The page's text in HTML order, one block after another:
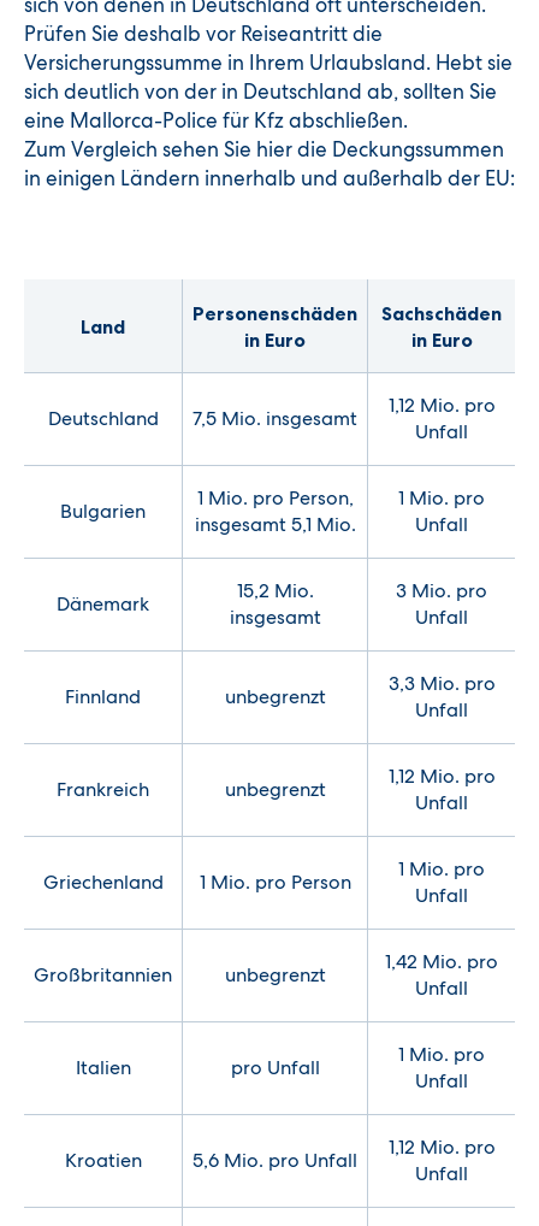
Prüfen Sie deshalb vor Reiseantritt die
Versicherungssumme in Ihrem Urlaubsland. Hebt sie
sich deutlich von der in Deutschland ab, sollten Sie
eine Mallorca-Police für Kfz abschließen.
Zum Vergleich sehen Sie hier die Deckungssummen
in einigen Ländern innerhalb und außerhalb der EU:
Land
Personenschäden
in Euro
Sachschäden
in Euro
Deutschland 7,5 Mio. insgesamt
1,12 Mio. pro
Unfall
Bulgarien
1 Mio. pro Person,
insgesamt 5,1 Mio.
1 Mio. pro
Unfall
Dänemark
15,2 Mio.
insgesamt
3 Mio. pro
Unfall
Finnland unbegrenzt
3,3 Mio. pro
Unfall
Frankreich unbegrenzt
1,12 Mio. pro
Unfall
Griechenland 1 Mio. pro Person
1 Mio. pro
Unfall
Großbritannien unbegrenzt
1,42 Mio. pro
Unfall
Italien pro Unfall
1 Mio. pro
Unfall
Kroatien 5,6 Mio. pro Unfall
1,12 Mio. pro
Unfall